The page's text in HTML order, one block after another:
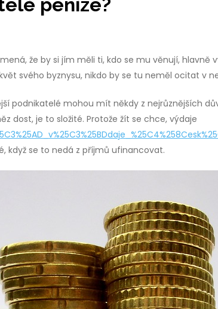
peníze?
že by si jím měli ti, kdo se mu věnují, hlavně
svého byznysu, nikdo by se tu neměl ocitat v
podnikatelé mohou mít někdy z nejrůznějších
dost, je to složité. Protože žít se chce, výdaje
když se to nedá z příjmů ufinancovat.